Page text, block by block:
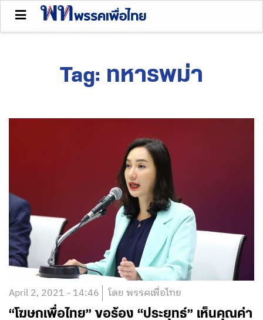
Tag: ทหารพม่า
April 2, 2021 - 14:46 โดย พรรคเพื่อไทย
“โฆษกเพื่อไทย” ขอร้อง “ประยุทธ์” เห็นคุณค่า